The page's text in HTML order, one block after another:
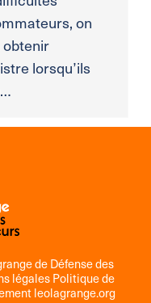
on
lorsqu’ils
de Défense des
légales Politique de
leolagrange.org